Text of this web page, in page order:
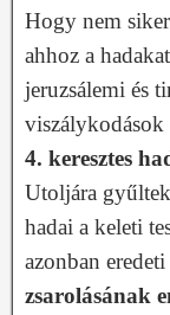
Hogy nem
ahhoz a
jeruzsálemi és
viszálykodások
4. keresztes
Utoljára
hadai a keleti
azonban
zsarolásának